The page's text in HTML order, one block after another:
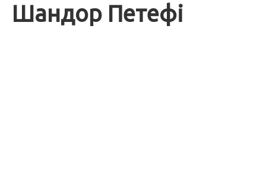
Шандор Петефі